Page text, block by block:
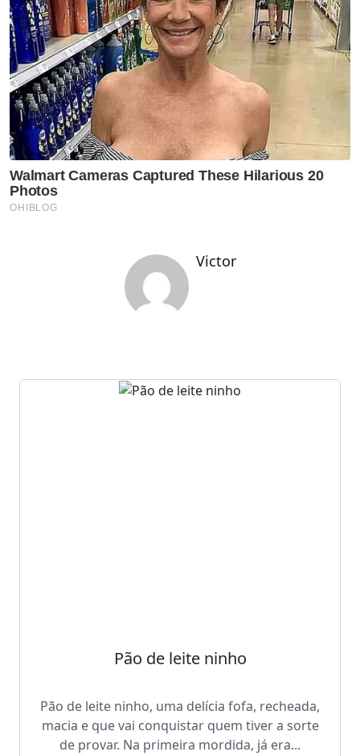
Victor
Pão de leite ninho
Pão de leite ninho, uma delícia fofa, recheada,
macia e que vai conquistar quem tiver a sorte
de provar. Na primeira mordida, já era...